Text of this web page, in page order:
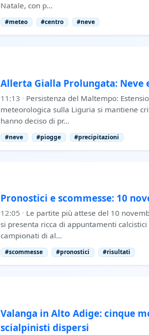
Natale, con p…
#meteo #centro #neve
Allerta Gialla Prolungata: Neve
11:13 · Persistenza del Maltempo:
meteorologica sulla Liguria si mantiene
hanno deciso di pr…
#neve #piogge #precipitazioni
Pronostici e scommesse: 10
12:05 · Le partite più attese del 10
si presenta ricca di appuntamenti
campionati di al…
#scommesse #pronostici #risultati
Valanga in Alto Adige: cinque
scialpinisti dispersi